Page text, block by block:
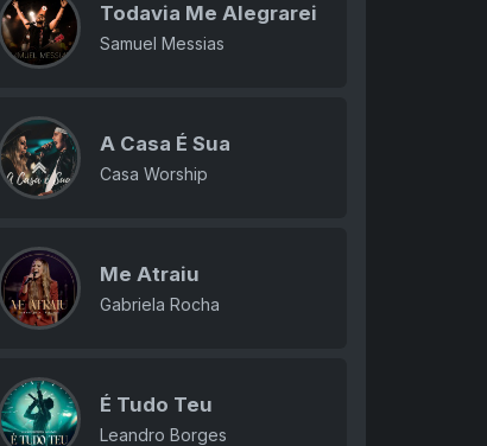
Todavia Me Alegrarei
Samuel Messias
A Casa É Sua
Casa Worship
Me Atraiu
Gabriela Rocha
É Tudo Teu
Leandro Borges